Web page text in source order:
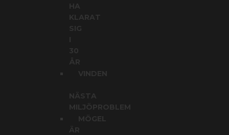
HA
KLARAT
30
ÅR
VINDEN
NÄSTA
MILJÖPROBLEM
MÖGEL
ÄR